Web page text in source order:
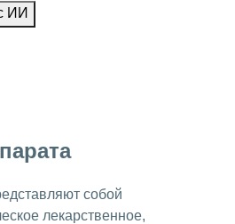
ИИ
собой
лекарственное,